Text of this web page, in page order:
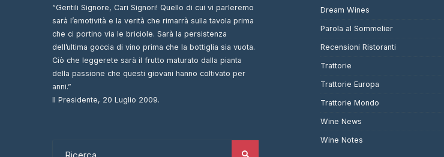
“Gentili Signore, Cari Signori! Quello di cui vi parleremo
sarà l’emotività e la verità che rimarrà sulla tavola prima
che ci portino via le briciole. Sarà la persistenza
dell’ultima goccia di vino prima che la bottiglia sia vuota.
Ciò che leggerete sarà il frutto maturato dalla pianta
della passione che questi giovani hanno coltivato per
anni.”
Il Presidente, 20 Luglio 2009.
Dream Wines
Parola al Sommelier
Recensioni Ristoranti
Trattorie
Trattorie Europa
Trattorie Mondo
Wine News
Wine Notes